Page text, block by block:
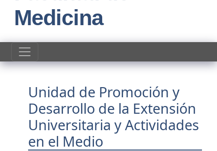
Medicina
Unidad de Promoción y Desarrollo de la
Actividades en el
Unidad de Promoción y
Desarrollo de la Extensión
Universitaria y Actividades
en el Medio